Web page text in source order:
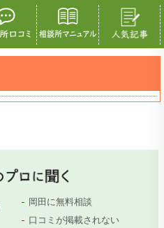
岡田に無料相談
口コミが掲載されない